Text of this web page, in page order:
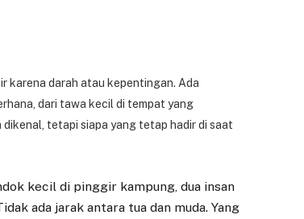
karena darah atau kepentingan. Ada
dari tawa kecil di tempat yang
tetapi siapa yang tetap hadir di saat
kecil di pinggir kampung, dua insan
ada jarak antara tua dan muda. Yang